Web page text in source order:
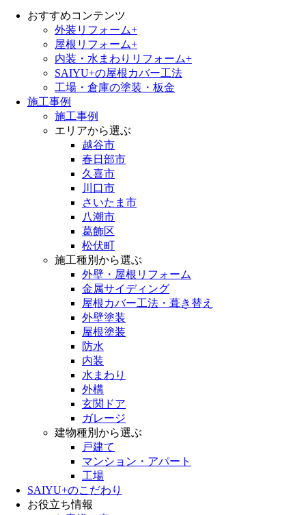
おすすめコンテンツ
外装リフォーム+
屋根リフォーム+
内装・水まわりリフォーム+
SAIYU+の屋根カバー工法
工場・倉庫の塗装・板金
施工事例
施工事例
エリアから選ぶ
越谷市
春日部市
久喜市
川口市
さいたま市
八潮市
葛飾区
松伏町
施工種別から選ぶ
外壁・屋根リフォーム
金属サイディング
屋根カバー工法・葺き替え
外壁塗装
屋根塗装
防水
内装
水まわり
外構
玄関ドア
ガレージ
建物種別から選ぶ
戸建て
マンション・アパート
工場
SAIYU+のこだわり
お役立ち情報